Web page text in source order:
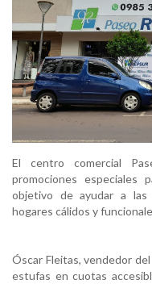
El centro comercial
promociones especiales
objetivo de ayudar a las
hogares cálidos y
Óscar Fleitas, vendedor
estufas en cuotas